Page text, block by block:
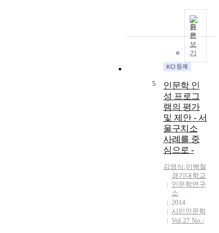
원
문
보
기
5
인문학 인
성 프로그
램의 평가
및 제안 - 서
울구치소
사례를 중
심으로 -
김영식 ,이백철
경기대학교
인문학연구
소
2014
시민인문학
Vol.27 No.-